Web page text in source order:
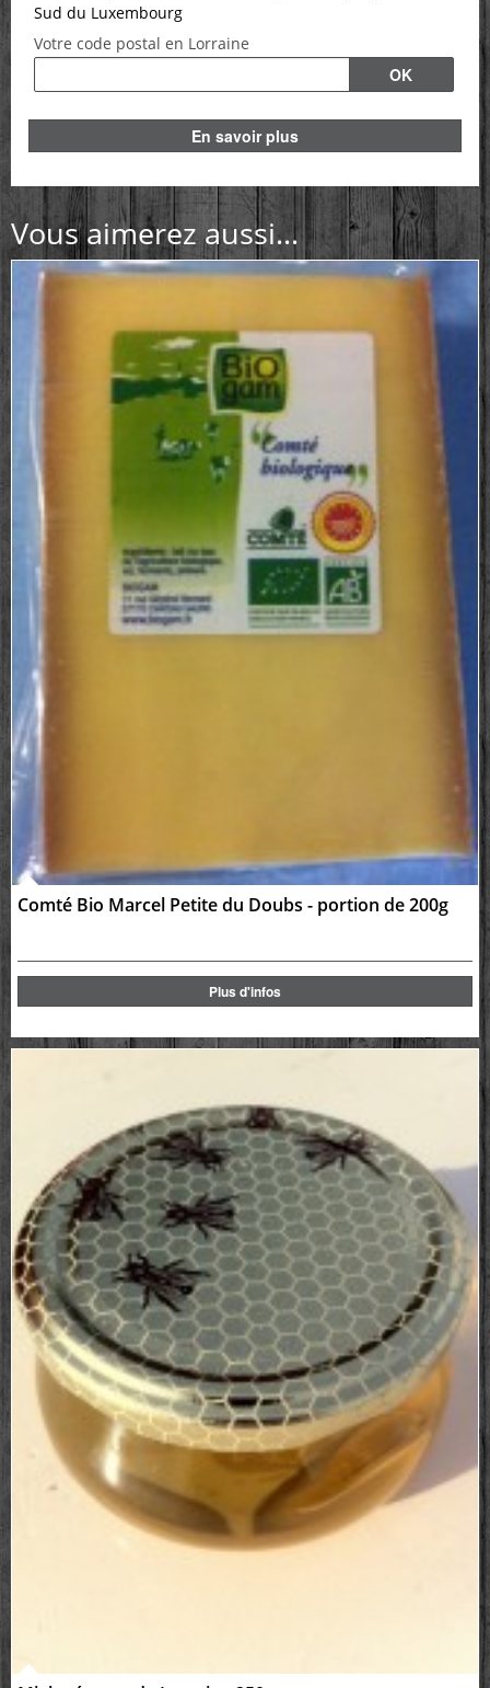
Sud du Luxembourg
Votre code postal en Lorraine
En savoir plus
Vous aimerez aussi...
Comté Bio Marcel Petite du Doubs - portion de 200g
Plus d'infos